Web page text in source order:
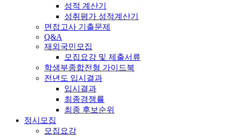
성적 계산기
성취평가 성적계산기
면접고사 기출문제
Q&A
재외국민모집
모집요강 및 제출서류
학생부종합전형 가이드북
전년도 입시결과
입시결과
최종경쟁률
최종 후보순위
정시모집
모집요강